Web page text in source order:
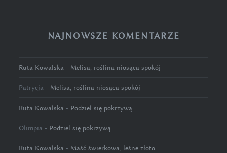
NAJNOWSZE KOMENTARZE
Ruta Kowalska - Melisa, roślina niosąca spokój
Patrycja - Melisa, roślina niosąca spokój
Ruta Kowalska - Podziel się pokrzywą
Olimpia - Podziel się pokrzywą
Ruta Kowalska - Maść świerkowa, leśne złoto